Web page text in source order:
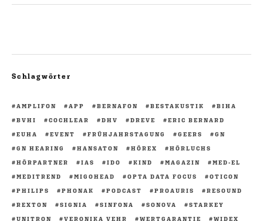
Schlagwörter
AMPLIFON APP BERNAFON BESTAKUSTIK
BIHA
BVHI
COCHLEAR DHV DREVE
ERIC BERNARD
EUHA
EVENT FRÜHJAHRSTAGUNG GEERS
GN
GN HEARING
HANSATON HÖREX
HÖRLUCHS
HÖRPARTNER
IAS IDO KIND MAGAZIN
MED-EL
MEDITREND
MIGOHEAD OPTA DATA FOCUS
OTICON
PHILIPS
PHONAK PODCAST PROAURIS
RESOUND
REXTON
SIGNIA SINFONA SONOVA
STARKEY
UNITRON
VERONIKA VEHR WERTGARANTIE
WIDEX